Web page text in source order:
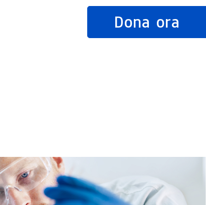
Dona ora